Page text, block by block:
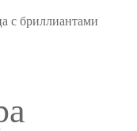
с бриллиантами